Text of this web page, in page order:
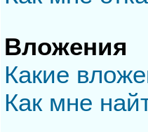
Вложения
Какие
Как мне